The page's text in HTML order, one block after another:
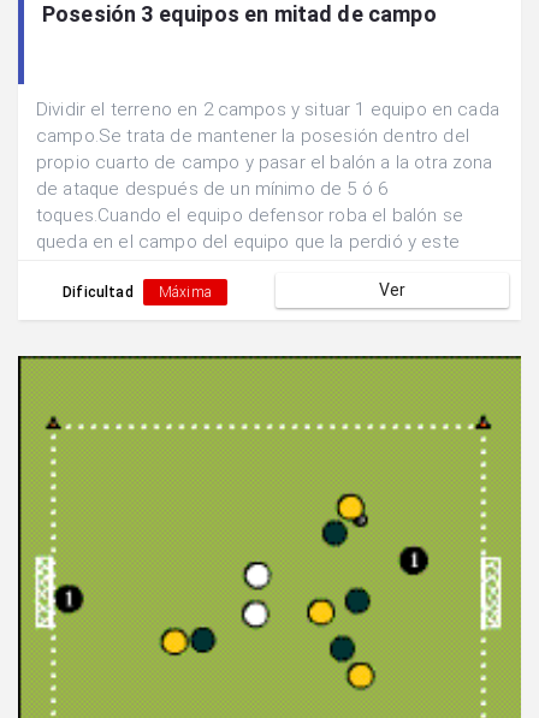
Posesión 3 equipos en mitad de campo
Dividir el terreno en 2 campos y situar 1 equipo en cada
campo.Se trata de mantener la posesión dentro del
propio cuarto de campo y pasar el balón a la otra zona
de ataque después de un mínimo de 5 ó 6
toques.Cuando el equipo defensor roba el balón se
queda en el campo del equipo que la perdió y este
Dificultad Máxima Ver